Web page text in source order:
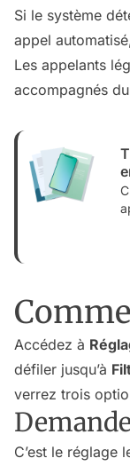
Si le système
appel
Les appelants
accompagnés
Accédez à
défiler jusqu’à
verrez trois
C’est le réglage